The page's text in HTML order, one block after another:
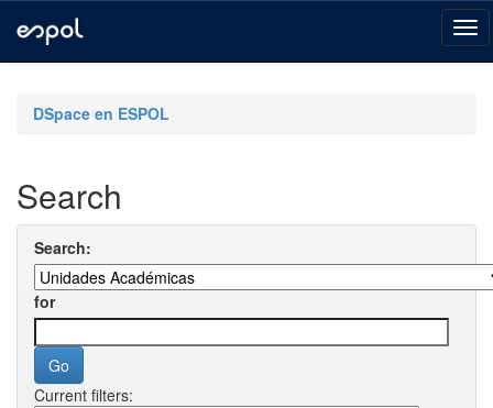
navigationDSpace en ESPOL
Search
Search:
for
Current filters: